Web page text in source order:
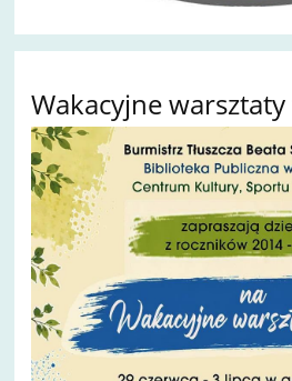
Wakacyjne